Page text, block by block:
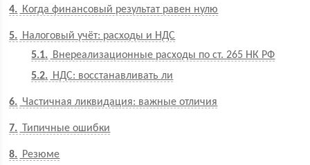
4 Когда финансовый результат равен нулю
5
Налоговый учёт: расходы и НДС
5.1
Внереализационные расходы по ст. 265 НК РФ
5.2
НДС: восстанавливать ли
6 Частичная ликвидация: важные отличия
7 Типичные ошибки
8
Резюме